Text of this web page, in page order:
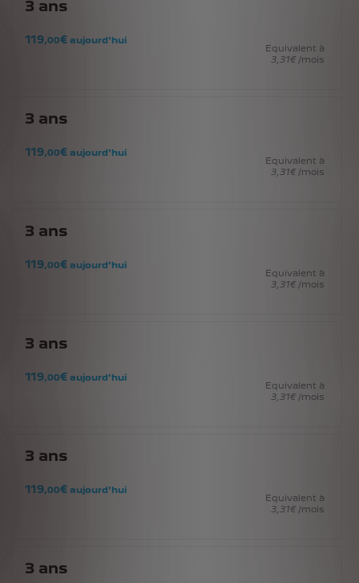
3 ans
119,00€ aujourd'hui
Equivalent à
3,31€ /mois
3 ans
119,00€ aujourd'hui
Equivalent à
3,31€ /mois
3 ans
119,00€ aujourd'hui
Equivalent à
3,31€ /mois
3 ans
119,00€ aujourd'hui
Equivalent à
3,31€ /mois
3 ans
119,00€ aujourd'hui
Equivalent à
3,31€ /mois
3 ans